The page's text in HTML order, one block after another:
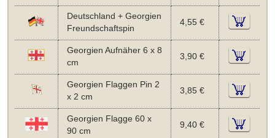
Deutschland + Georgien
Freundschaftspin
4,55 €
Georgien Aufnäher 6 x 8
cm
3,90 €
Georgien Flaggen Pin 2
x 2 cm
3,85 €
Georgien Flagge 60 x
90 cm
9,40 €